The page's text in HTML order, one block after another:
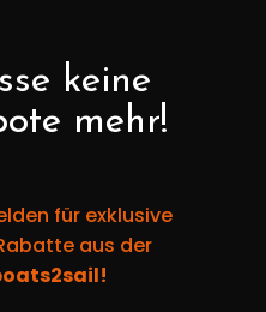
keine
mehr!
für exklusive
aus der